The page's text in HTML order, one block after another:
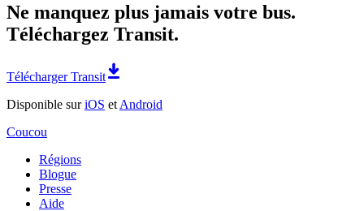
Ne manquez plus jamais votre bus.
Téléchargez Transit.
Télécharger Transit
Disponible suriOS et Android
Coucou
Régions
Blogue
Presse
Aide